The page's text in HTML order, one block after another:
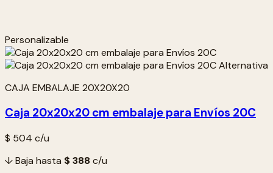
Personalizable
CAJA EMBALAJE 20X20X20
Caja 20x20x20 cm embalaje para Envíos 20C
$ 504 c/u
↓ Baja hasta $ 388c/u